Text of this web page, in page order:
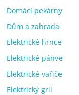
Domácí pekárny
Dům a zahrada
Elektrické hrnce
Elektrické pánve
Elektrické vařiče
Elektrický gril